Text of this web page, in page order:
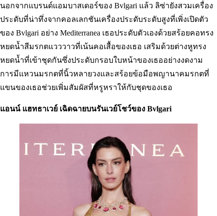
นอกจากแบรนด์แอมบาสเดอร์ของ Bvlgari แล้ว ลิซ่ายังสวมเครื่อง
ประดับที่น่าทึ่งจากคอลเลกชันเครื่องประดับระดับสูงที่เพิ่งเปิดตัว
ของ Bvlgari อย่าง Mediterranea เธอประดับตัวเองด้วยสร้อยคอทรง
หยดน้ำสีมรกตแวววาวที่เน้นคอเสื้อของเธอ เสริมด้วยต่างหูทรง
หยดน้ำที่เข้าชุดกันซึ่งประดับกรอบใบหน้าของเธออย่างงดงาม
การมีแหวนมรกตที่นิ้วหลายวงและสร้อยข้อมือพญานาคมรกตที่
แขนของเธอช่วยเพิ่มสัมผัสที่หรูหราให้กับชุดของเธอ
แอนน์ แฮทธาเวย์ เฉิดฉายบนรันเวย์โชว์ของ Bvlgari